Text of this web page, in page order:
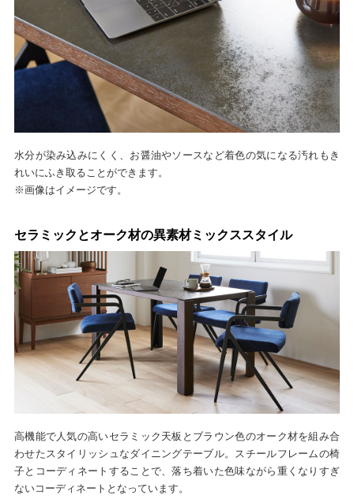
水分が染み込みにくく、お醤油やソースなど着色の気になる汚れもき
れいにふき取ることができます。
※画像はイメージです。
セラミックとオーク材の異素材ミックススタイル
高機能で人気の高いセラミック天板とブラウン色のオーク材を組み合
わせたスタイリッシュなダイニングテーブル。スチールフレームの椅
子とコーディネートすることで、落ち着いた色味ながら重くなりすぎ
ないコーディネートとなっています。